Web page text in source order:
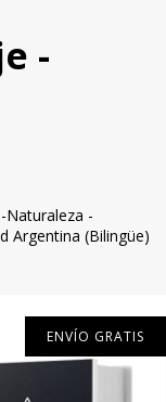
-
-Naturaleza -
Argentina (Bilingüe)
ENVÍO GRATIS